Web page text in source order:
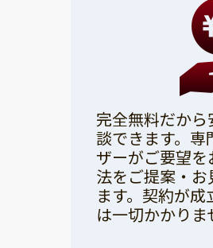
完全無料だか
談できます。専
ザーがご要望
法をご提案・
ます。契約が
は一切かかりま